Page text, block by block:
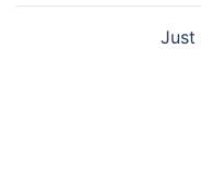
ナ
Just